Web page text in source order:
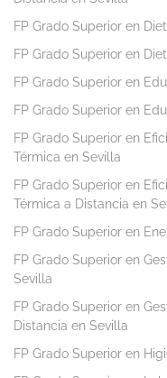
FP Grado Superior en
FP Grado Superior en
FP Grado Superior en
FP Grado Superior en
FP Grado Superior en
Térmica en Sevilla
FP Grado Superior en
Térmica a Distancia en
FP Grado Superior en
FP Grado Superior en
Sevilla
FP Grado Superior en
Distancia en Sevilla
FP Grado Superior en